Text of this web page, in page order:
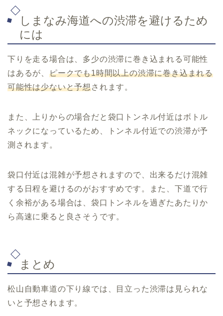
しまなみ海道への渋滞を避けるため
には
下りを走る場合は、多少の渋滞に巻き込まれる可能性
はあるが、 ピークでも1時間以上の渋滞に巻き込まれる
可能性は少ないと予想されます。
また、上りからの場合だと袋口トンネル付近はボトル
ネックになっているため、トンネル付近での渋滞が予
測されます。
袋口付近は混雑が予想されますので、出来るだけ混雑
する日程を避けるのがおすすめです。また、下道で行
く余裕がある場合は、袋口トンネルを過ぎたあたりか
ら高速に乗ると良さそうです。
まとめ
松山自動車道の下り線では、目立った渋滞は見られな
いと予想されます。